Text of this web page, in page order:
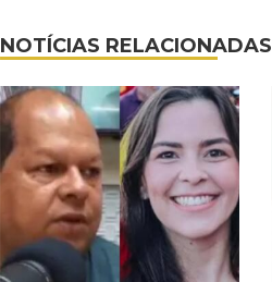
NOTÍCIAS RELACIONADAS